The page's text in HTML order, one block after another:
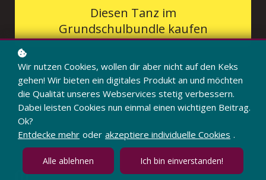
Diesen Tanz im
Grundschulbundle kaufen
Kursinhalt
Wir nutzen Cookies, wollen dir aber nicht auf den Keks
gehen! Wir bieten ein digitales Produkt an und möchten
die Qualität unseres Webservices stetig verbessern.
Dabei leisten Cookies nun einmal einen wichtigen Beitrag.
Ok?
Entdecke mehr oder akzeptiere individuelle Cookies .
Alle ablehnen Ich bin einverstanden!